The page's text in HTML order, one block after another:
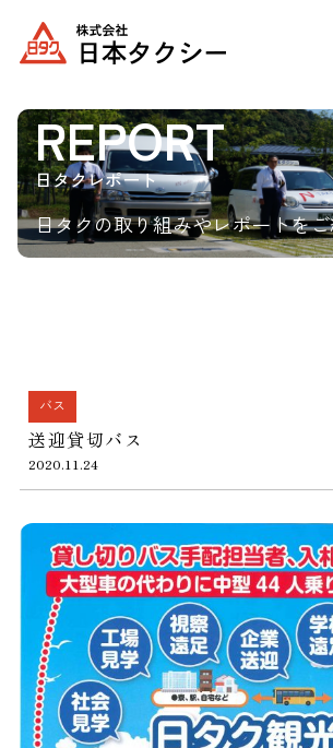
REPORT
日タクレポート
日タクの取り組みやレポートを
バス
送迎貸切バス
2020.11.24